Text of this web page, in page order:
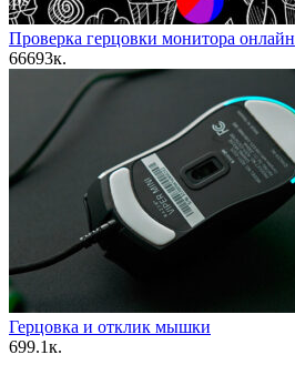
Проверка герцовки монитора онлайн
66693к.
Герцовка и отклик мышки
699.1к.